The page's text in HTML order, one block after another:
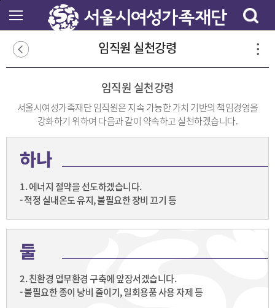
바
기
임직원 실천강령
임직원 실천강령
서울시여성가족재단 임직원은 지속 가능한 가치 기반의 책임경영을
강화하기 위하여 다음과 같이 약속하고 실천하겠습니다.
하나
1. 에너지 절약을 선도하겠습니다.
- 적정 실내온도 유지, 불필요한 장비 끄기 등
둘
2. 친환경 업무환경 구축에 앞장서겠습니다.
- 불필요한 종이 낭비 줄이기, 일회용품 사용 자제 등